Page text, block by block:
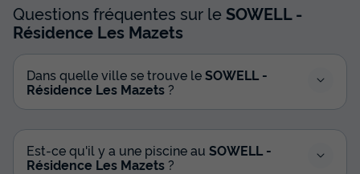
Questions fréquentes sur le SOWELL -
Résidence Les Mazets
Dans quelle ville se trouve leSOWELL -
Résidence Les Mazets ?
Est-ce qu'il y a une piscine au SOWELL -
Résidence Les Mazets ?